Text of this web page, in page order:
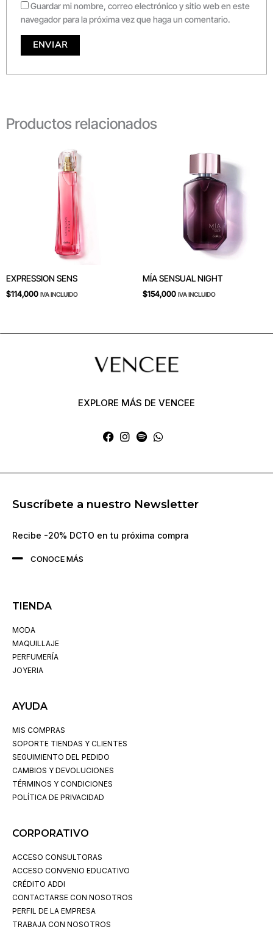
Guardar mi nombre, correo electrónico y sitio web en este
navegador para la próxima vez que haga un comentario.
Productos relacionados
EXPRESSION SENS
$114,000 IVA INCLUIDO
MÍA SENSUAL NIGHT
$154,000 IVA INCLUIDO
EXPLORE MÁS DE VENCEE
Suscríbete a nuestro Newsletter
Recibe -20% DCTO en tu próxima compra
CONOCE MÁS
TIENDA
MODA
MAQUILLAJE
PERFUMERÍA
JOYERIA
AYUDA
MIS COMPRAS
SOPORTE TIENDAS Y CLIENTES
SEGUIMIENTO DEL PEDIDO
CAMBIOS Y DEVOLUCIONES
TÉRMINOS Y CONDICIONES
POLÍTICA DE PRIVACIDAD
CORPORATIVO
ACCESO CONSULTORAS
ACCESO CONVENIO EDUCATIVO
CRÉDITO ADDI
CONTACTARSE CON NOSOTROS
PERFIL DE LA EMPRESA
TRABAJA CON NOSOTROS